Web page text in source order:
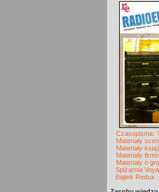
Czasopisma:
Materiały
Materiały
Materiały
Materiały o
Spiżarnia
Bajtek Redux